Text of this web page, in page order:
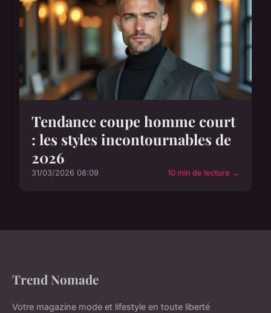
Tendance coupe homme court
: les styles incontournables de
2026
31/03/2026 08:09 10 min de lecture →
Trend Nomade
Votre magazine mode et lifestyle en toute liberté